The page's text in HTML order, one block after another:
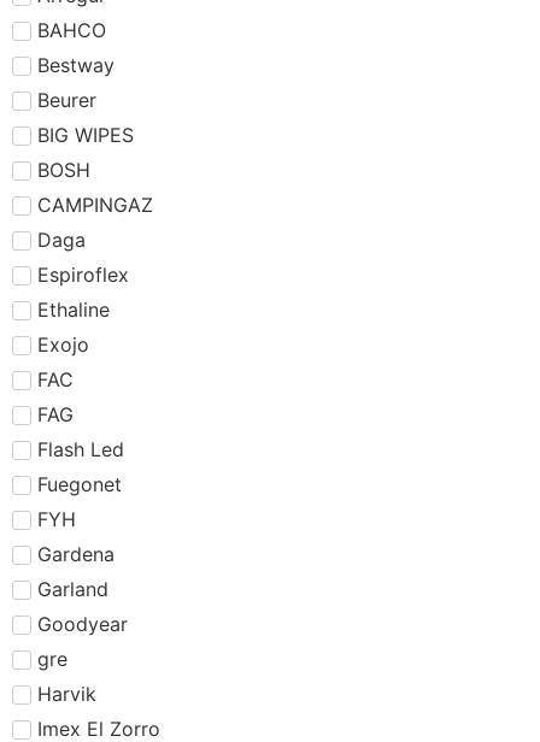
BAHCO
Bestway
Beurer
BIG WIPES
BOSH
CAMPINGAZ
Daga
Espiroflex
Ethaline
Exojo
FAC
FAG
Flash Led
Fuegonet
FYH
Gardena
Garland
Goodyear
gre
Harvik
Imex El Zorro